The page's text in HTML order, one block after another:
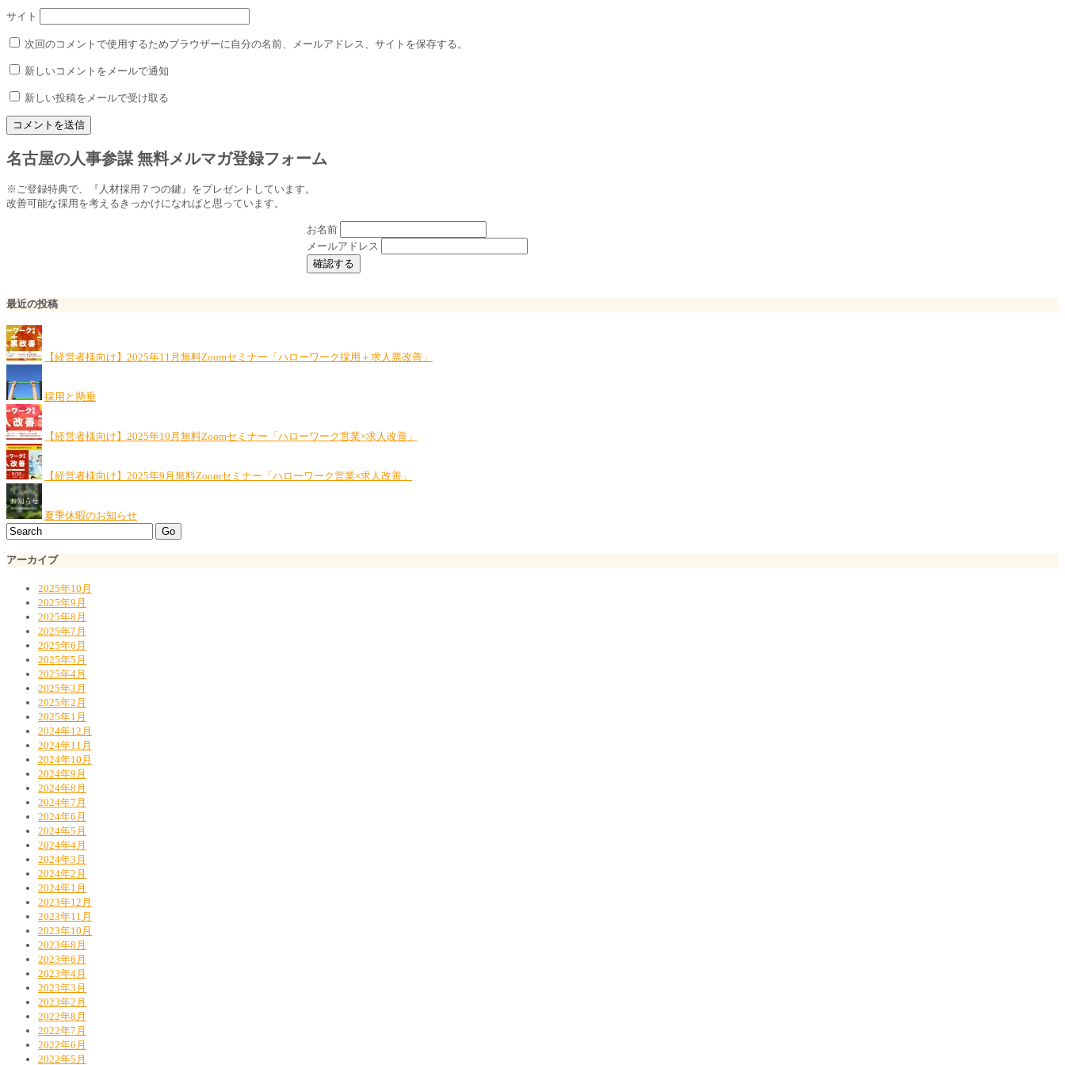
サイト
次回のコメントで使用するためブラウザーに自分の名前、メールアドレス、サイトを保存する。
新しいコメントをメールで通知
新しい投稿をメールで受け取る
名古屋の人事参謀 無料メルマガ登録フォーム
※ご登録特典で、『人材採用７つの鍵』をプレゼントしています。
改善可能な採用を考えるきっかけになればと思っています。
お名前
メールアドレス
最近の投稿
【経営者様向け】2025年11月無料Zoomセミナー「ハローワーク採用＋求人票改善」
採用と懸垂
【経営者様向け】2025年10月無料Zoomセミナー「ハローワーク営業×求人改善」
【経営者様向け】2025年9月無料Zoomセミナー「ハローワーク営業×求人改善」
夏季休暇のお知らせ
アーカイブ
2025年10月
2025年9月
2025年8月
2025年7月
2025年6月
2025年5月
2025年4月
2025年3月
2025年2月
2025年1月
2024年12月
2024年11月
2024年10月
2024年9月
2024年8月
2024年7月
2024年6月
2024年5月
2024年4月
2024年3月
2024年2月
2024年1月
2023年12月
2023年11月
2023年10月
2023年8月
2023年6月
2023年4月
2023年3月
2023年2月
2022年8月
2022年7月
2022年6月
2022年5月